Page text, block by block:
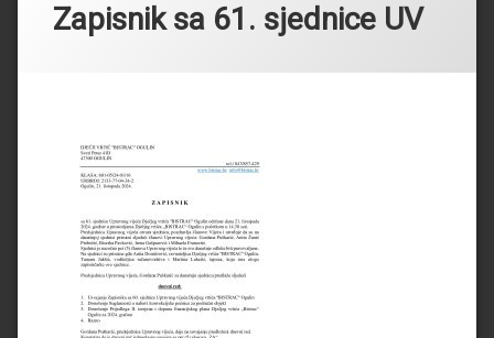
Zapisnik sa 61. sjednice UV